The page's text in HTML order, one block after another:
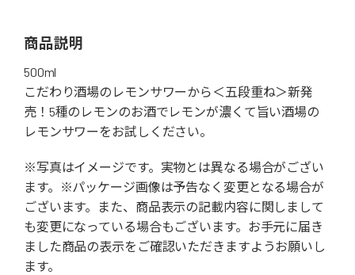
商品説明
500ml
こだわり酒場のレモンサワーから＜五段重ね＞新発
売！5種のレモンのお酒でレモンが濃くて旨い酒場の
レモンサワーをお試しください。
※写真はイメージです。実物とは異なる場合がござい
ます。※パッケージ画像は予告なく変更となる場合が
ございます。また、商品表示の記載内容に関しまして
も変更になっている場合もございます。お手元に届き
ました商品の表示をご確認いただきますようお願いし
ます。